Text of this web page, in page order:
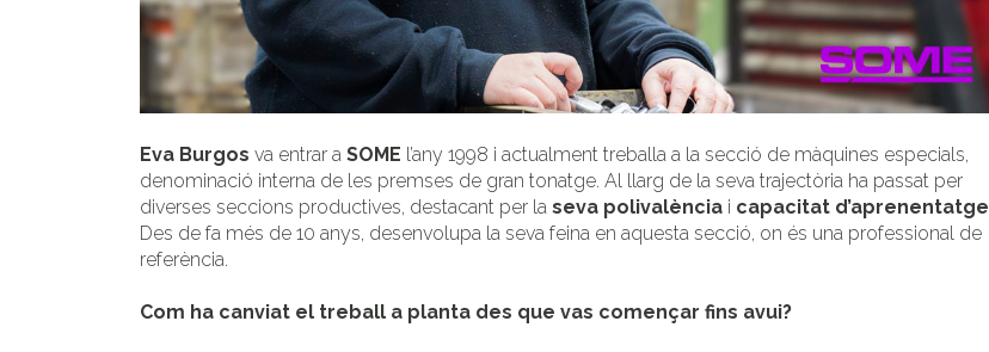
Eva Burgos va entrar a SOME l’any 1998 i actualment treballa a la secció de màquines especials,
denominació interna de les premses de gran tonatge. Al llarg de la seva trajectòria ha passat per
diverses seccions productives, destacant per la seva polivalència i capacitat d’aprenentatge
Des de fa més de 10 anys, desenvolupa la seva feina en aquesta secció, on és una professional de
referència.
Com ha canviat el treball a planta des que vas començar fins avui?